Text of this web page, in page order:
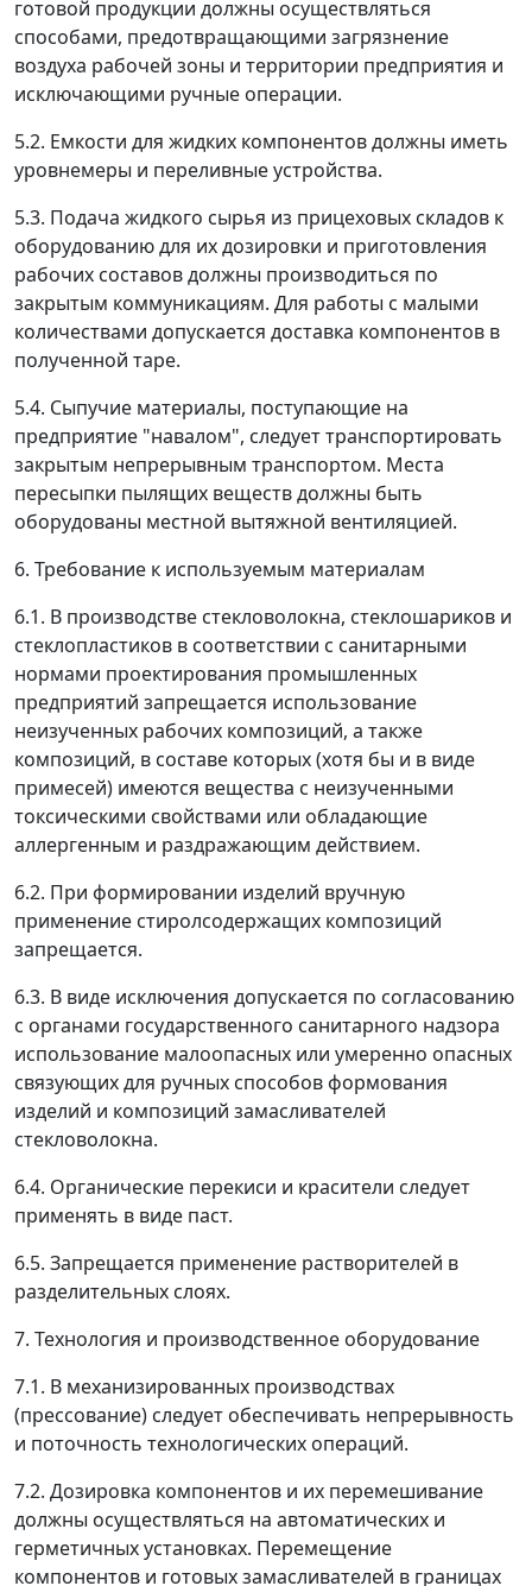
готовой продукции должны осуществляться
способами, предотвращающими загрязнение
воздуха рабочей зоны и территории предприятия и
исключающими ручные операции.
5.2. Емкости для жидких компонентов должны иметь
уровнемеры и переливные устройства.
5.3. Подача жидкого сырья из прицеховых складов к
оборудованию для их дозировки и приготовления
рабочих составов должны производиться по
закрытым коммуникациям. Для работы с малыми
количествами допускается доставка компонентов в
полученной таре.
5.4. Сыпучие материалы, поступающие на
предприятие "навалом", следует транспортировать
закрытым непрерывным транспортом. Места
пересыпки пылящих веществ должны быть
оборудованы местной вытяжной вентиляцией.
6. Требование к используемым материалам
6.1. В производстве стекловолокна, стеклошариков и
стеклопластиков в соответствии с санитарными
нормами проектирования промышленных
предприятий запрещается использование
неизученных рабочих композиций, а также
композиций, в составе которых (хотя бы и в виде
примесей) имеются вещества с неизученными
токсическими свойствами или обладающие
аллергенным и раздражающим действием.
6.2. При формировании изделий вручную
применение стиролсодержащих композиций
запрещается.
6.3. В виде исключения допускается по согласованию
с органами государственного санитарного надзора
использование малоопасных или умеренно опасных
связующих для ручных способов формования
изделий и композиций замасливателей
стекловолокна.
6.4. Органические перекиси и красители следует
применять в виде паст.
6.5. Запрещается применение растворителей в
разделительных слоях.
7. Технология и производственное оборудование
7.1. В механизированных производствах
(прессование) следует обеспечивать непрерывность
и поточность технологических операций.
7.2. Дозировка компонентов и их перемешивание
должны осуществляться на автоматических и
герметичных установках. Перемещение
компонентов и готовых замасливателей в границах